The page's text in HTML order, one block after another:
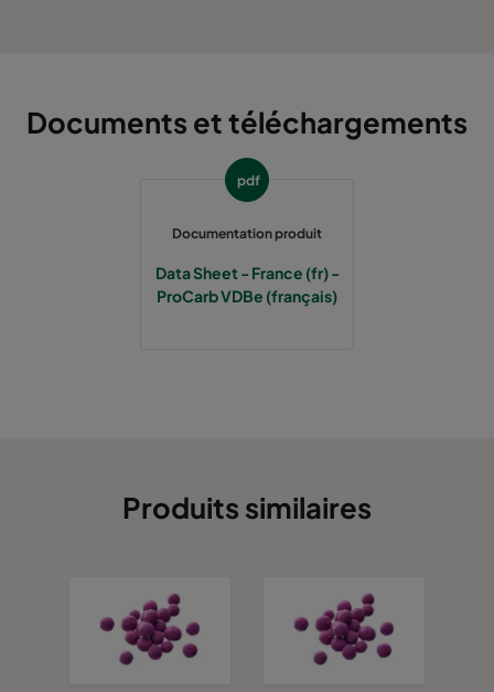
Documents et téléchargements
pdf
Documentation produit
Data Sheet - France (fr) -
ProCarb VDBe (français)
Produits similaires